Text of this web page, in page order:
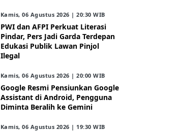
Kamis, 06 Agustus 2026 | 20:30 WIB
PWI dan AFPI Perkuat Literasi
Pindar, Pers Jadi Garda Terdepan
Edukasi Publik Lawan Pinjol
Ilegal
Kamis, 06 Agustus 2026 | 20:00 WIB
Google Resmi Pensiunkan Google
Assistant di Android, Pengguna
Diminta Beralih ke Gemini
Kamis, 06 Agustus 2026 | 19:30 WIB